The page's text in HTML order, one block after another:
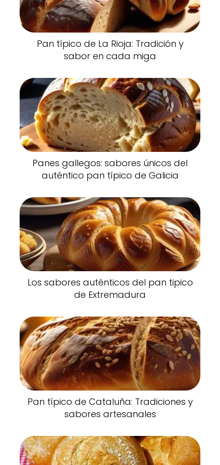
Pan típico de La Rioja: Tradición y
sabor en cada miga
Panes gallegos: sabores únicos del
auténtico pan típico de Galicia
Los sabores auténticos del pan tipico
de Extremadura
Pan típico de Cataluña: Tradiciones y
sabores artesanales